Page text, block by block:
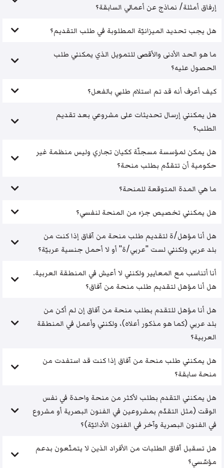
إرفاق أمثلة/ نماذج عن أعمالي السابقة؟
هل يجب تحديد الميزانيّة المطلوبة في طلب التقديم؟
ما هو الحد الأدنى والأقصى للتمويل الذي يمكنني طلب
الحصول عليه؟
كيف أعرف أنه قد تم استلام طلبي بالفعل؟
هل يمكنني إرسال تحديثات على مشروعي بعد تقديم
الطلب؟
هل يمكن لمؤسسة مسجلّة ككيان تجاري وليس منظمة غير
حكومية أن تتقدّم بطلب منحة؟
ما هي المدة المتوقعة للمنحة؟
هل يمكنني تخصيص جزء من المنحة لنفسي؟
هل أنا مؤهل/ة لتقديم طلب منحة من آفاق إذا كنت من
بلد عربي ولكنني لست "عربي/ة" أو لا أحمل جنسية عربيّة؟
أنا أتناسب مع المعايير ولكنني لا أعيش في المنطقة العربية.
هل أنا مؤهل لتقديم طلب منحة من آفاق؟
هل أنا مؤهل للتقدم بطلب منحة من آفاق إن لم أكن من
بلد عربي (كما هو مذكور أعلاه)، ولكنني وأعمل في المنطقة
العربية؟
هل يمكنني طلب منحة من آفاق إذا كنت قد استفدت من
منحة سابقة؟
هل يمكنني التقدم بطلب لأكثر من منحة واحدة في نفس
الوقت (مثل التقدّم بمشروعين في الفنون البصرية أو مشروع
في الفنون البصرية وآخر في الفنون الأدائيّة)؟
هل تسقبل آفاق الطلبات من الأفراد الذين لا يتمتّعون بدعم
مؤسّسي؟